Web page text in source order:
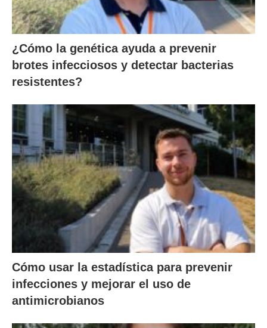
¿Cómo la genética ayuda a prevenir
brotes infecciosos y detectar bacterias
resistentes?
Cómo usar la estadística para prevenir
infecciones y mejorar el uso de
antimicrobianos